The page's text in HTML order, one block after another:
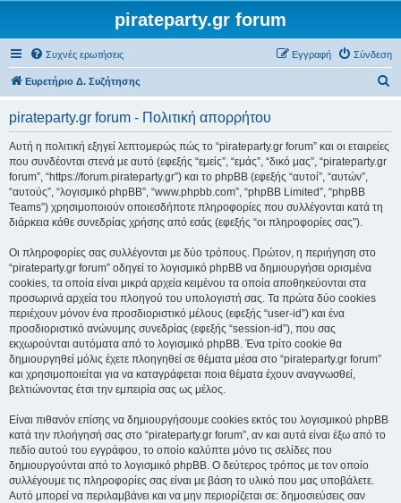
pirateparty.gr forum
Συχνές ερωτήσεις Σύνδεση
Εγγραφή
Ευρετήριο Δ. Συζήτησης
pirateparty.gr forum - Πολιτική απορρήτου
Αυτή η πολιτική εξηγεί λεπτομερώς πώς το “pirateparty.gr forum” και οι εταιρείες
που συνδέονται στενά με αυτό (εφεξής “εμείς”, “εμάς”, “δικό μας”, “pirateparty.gr
forum”, “https://forum.pirateparty.gr”) και το phpBB (εφεξής “αυτοί”, “αυτών”,
“αυτούς”, “λογισμικό phpBB”, “www.phpbb.com”, “phpBB Limited”, “phpBB
Teams”) χρησιμοποιούν οποιεσδήποτε πληροφορίες που συλλέγονται κατά τη
διάρκεια κάθε συνεδρίας χρήσης από εσάς (εφεξής “οι πληροφορίες σας”).
Οι πληροφορίες σας συλλέγονται με δύο τρόπους. Πρώτον, η περιήγηση στο
“pirateparty.gr forum” οδηγεί το λογισμικό phpBB να δημιουργήσει ορισμένα
cookies, τα οποία είναι μικρά αρχεία κειμένου τα οποία αποθηκεύονται στα
προσωρινά αρχεία του πλοηγού του υπολογιστή σας. Τα πρώτα δύο cookies
περιέχουν μόνον ένα προσδιοριστικό μέλους (εφεξής “user-id”) και ένα
προσδιοριστικό ανώνυμης συνεδρίας (εφεξής “session-id”), που σας
εκχωρούνται αυτόματα από το λογισμικό phpBB. Ένα τρίτο cookie θα
δημιουργηθεί μόλις έχετε πλοηγηθεί σε θέματα μέσα στο “pirateparty.gr forum”
και χρησιμοποιείται για να καταγράφεται ποια θέματα έχουν αναγνωσθεί,
βελτιώνοντας έτσι την εμπειρία σας ως μέλος.
Είναι πιθανόν επίσης να δημιουργήσουμε cookies εκτός του λογισμικού phpBB
κατά την πλοήγησή σας στο “pirateparty.gr forum”, αν και αυτά είναι έξω από το
πεδίο αυτού του εγγράφου, το οποίο καλύπτει μόνο τις σελίδες που
δημιουργούνται από το λογισμικό phpBB. Ο δεύτερος τρόπος με τον οποίο
συλλέγουμε τις πληροφορίες σας είναι με βάση το υλικό που μας υποβάλετε.
Αυτό μπορεί να περιλαμβάνει και να μην περιορίζεται σε: δημοσιεύσεις σαν